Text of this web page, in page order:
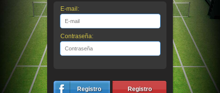
E-mail:
Contraseña:
Registro Registro